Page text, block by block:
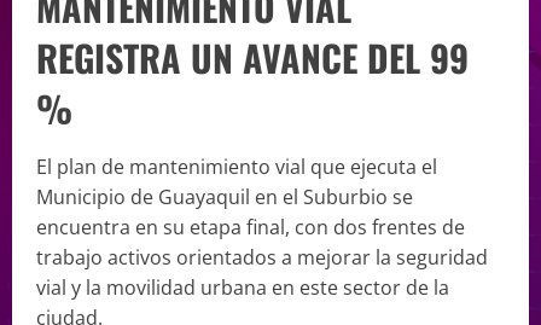
REGISTRA UN AVANCE DEL 99
%
El plan de mantenimiento vial que ejecuta el
Municipio de Guayaquil en el Suburbio se
encuentra en su etapa final, con dos frentes de
trabajo activos orientados a mejorar la seguridad
vial y la movilidad urbana en este sector de la
ciudad.